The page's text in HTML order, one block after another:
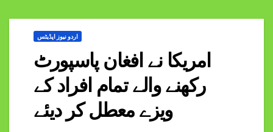
اردو نیوز اپڈیٹس
امریکا نے افغان پاسپورٹ
رکھنے والے تمام افراد کے
ویزے معطل کر دیئے